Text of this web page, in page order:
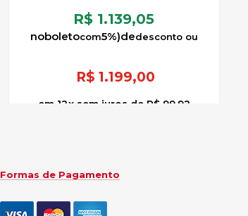
R$ 1.139,05
de
5%)
noboleto
R$ 1.199,00
12x de R$ 99,92
sem juros
Formas de Pagamento